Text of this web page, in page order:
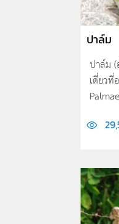
ปาล์ม
ปาล์ม (
เดี่ยวที่